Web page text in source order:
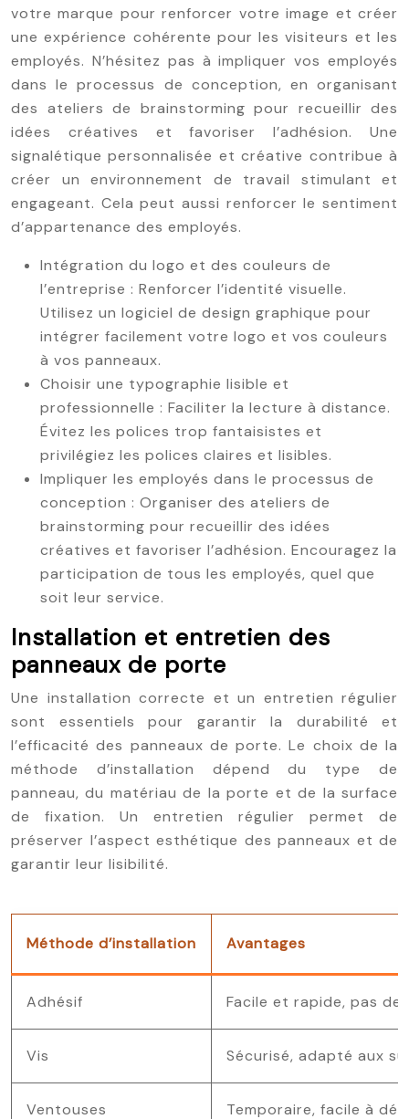
votre marque pour renforcer votre image et créer
une expérience cohérente pour les visiteurs et les
employés. N’hésitez pas à impliquer vos employés
dans le processus de conception, en organisant
des ateliers de brainstorming pour recueillir des
idées créatives et favoriser l’adhésion. Une
signalétique personnalisée et créative contribue à
créer un environnement de travail stimulant et
engageant. Cela peut aussi renforcer le sentiment
d’appartenance des employés.
Intégration du logo et des couleurs de
l’entreprise : Renforcer l’identité visuelle.
Utilisez un logiciel de design graphique pour
intégrer facilement votre logo et vos couleurs
à vos panneaux.
Choisir une typographie lisible et
professionnelle : Faciliter la lecture à distance.
Évitez les polices trop fantaisistes et
privilégiez les polices claires et lisibles.
Impliquer les employés dans le processus de
conception : Organiser des ateliers de
brainstorming pour recueillir des idées
créatives et favoriser l’adhésion. Encouragez la
participation de tous les employés, quel que
soit leur service.
Installation et entretien des
panneaux de porte
Une installation correcte et un entretien régulier
sont essentiels pour garantir la durabilité et
l’efficacité des panneaux de porte. Le choix de la
méthode d’installation dépend du type de
panneau, du matériau de la porte et de la surface
de fixation. Un entretien régulier permet de
préserver l’aspect esthétique des panneaux et de
garantir leur lisibilité.
Méthode d’installation Avantages
Adhésif Facile et rapide, pas de
Vis Sécurisé, adapté aux
Ventouses Temporaire, facile à